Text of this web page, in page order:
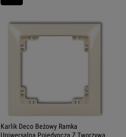
Karlik Deco Beżowy Ramka
Uniwersalna Pojedyncza Z Tworzywa